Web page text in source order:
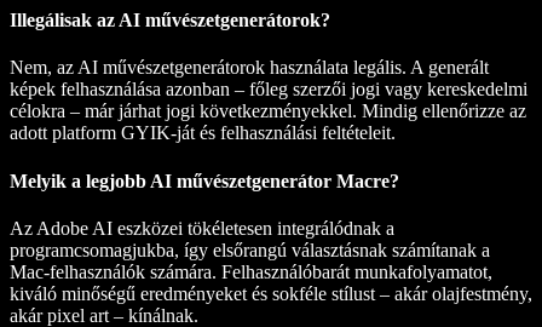
Illegálisak az AI művészetgenerátorok?
Nem, az AI művészetgenerátorok használata legális. A generált
képek felhasználása azonban – főleg szerzői jogi vagy kereskedelmi
célokra – már járhat jogi következményekkel. Mindig ellenőrizze az
adott platform GYIK-ját és felhasználási feltételeit.
Melyik a legjobb AI művészetgenerátor Macre?
Az Adobe AI eszközei tökéletesen integrálódnak a
programcsomagjukba, így elsőrangú választásnak számítanak a
Mac-felhasználók számára. Felhasználóbarát munkafolyamatot,
kiváló minőségű eredményeket és sokféle stílust – akár olajfestmény,
akár pixel art – kínálnak.